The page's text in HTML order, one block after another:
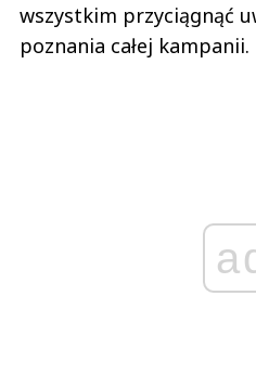
wszystkim przyciągnąć
poznania całej kampanii.